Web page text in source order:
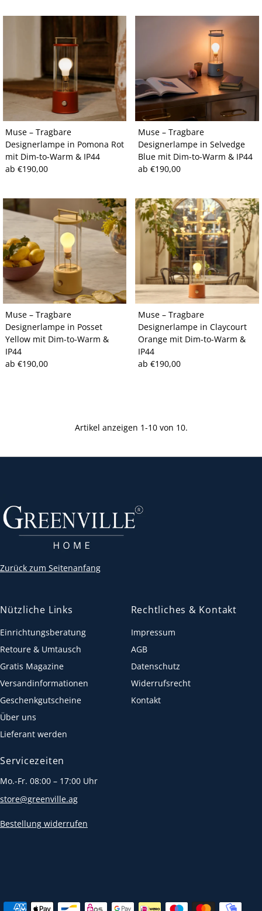
Muse – Tragbare
Designerlampe in Pomona Rot
mit Dim-to-Warm & IP44
Regulärer
ab €190,00
Muse – Tragbare
Designerlampe in Selvedge
Blue mit Dim-to-Warm & IP44
Regulärer
ab €190,00
Muse – Tragbare
Designerlampe in Posset
Yellow mit Dim-to-Warm &
IP44
Regulärer
ab €190,00
Muse – Tragbare
Designerlampe in Claycourt
Orange mit Dim-to-Warm &
IP44
Regulärer
ab €190,00
Artikel anzeigen 1-10 von 10.
Zurück zum Seitenanfang
Nützliche Links
Einrichtungsberatung
Retoure & Umtausch
Gratis Magazine
Versandinformationen
Geschenkgutscheine
Über uns
Lieferant werden
Rechtliches & Kontakt
Impressum
AGB
Datenschutz
Widerrufsrecht
Kontakt
Servicezeiten
Mo.-Fr. 08:00 – 17:00 Uhr
store@greenville.ag
Bestellung widerrufen